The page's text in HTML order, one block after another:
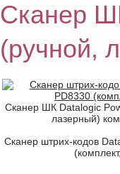
Сканер
(ручной,
Сканер ШК Datalogic
лазерный)
Сканер штрих-кодов